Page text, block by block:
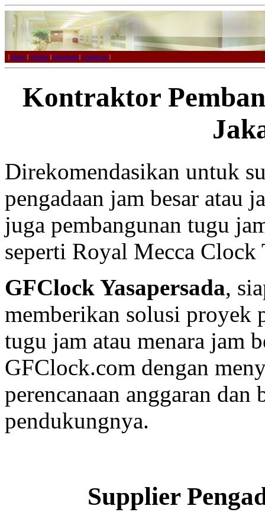
| Home | Product | Download | Contact us |
Kontraktor
Direkomendasikan untuk
pengadaan jam besar atau
juga pembangunan tugu
seperti Royal Mecca
GFClock Yasapersada,
memberikan solusi proyek
tugu jam atau menara jam
GFClock.com dengan
perencanaan anggaran
pendukungnya.
Supplier